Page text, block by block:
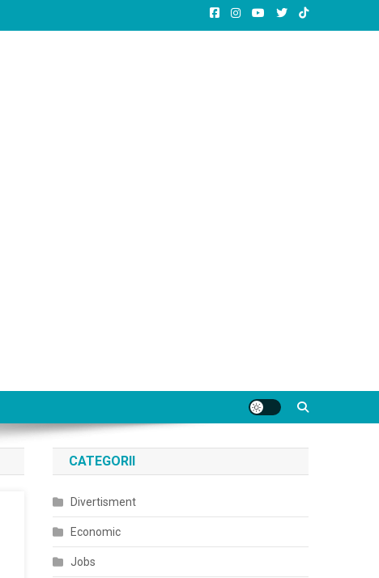
CATEGORII
Divertisment
Economic
Jobs